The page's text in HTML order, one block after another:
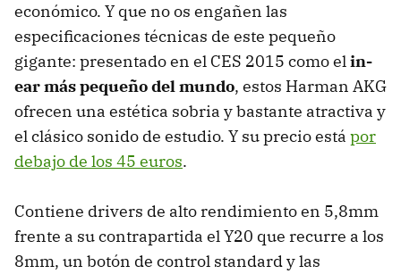
económico. Y que no os engañen las
especificaciones técnicas de este pequeño
gigante: presentado en el CES 2015 como elin-
ear más pequeño del mundo, estos Harman AKG
ofrecen una estética sobria y bastante atractiva y
el clásico sonido de estudio. Y su precio está por
debajo de los 45 euros.
Contiene drivers de alto rendimiento en 5,8mm
frente a su contrapartida el Y20 que recurre a los
8mm, un botón de control standard y las